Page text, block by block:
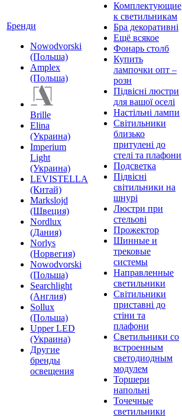
Бренди
Nowodvorski
(Польша)
Amplex
(Польша)
Brille
Elina
(Украина)
Imperium
Light
(Украина)
LEVISTELLA
(Китай)
Markslojd
(Швеция)
Nordlux
(Дания)
Norlys
(Норвегия)
Nowodvorski
(Польша)
Searchlight
(Англия)
Sollux
(Польша)
Upper LED
(Украина)
Другие
бренды
освещения
Комплектующие
к светильникам
Бра декоративні
Ещё всякое
Фонарь столб
Купить
лампочки опт –
розн
Підвісні люстри
для вашої оселі
Настільні лампи
Світильники
близько
притулені до
стелі та плафони
Подсветка
Підвісні
світильники на
шнурі
Люстри при
стельові
Прожектор
Шинные и
трековые
системы
Направленные
светильники
Світильники
приставні до
стіни та
плафони
Светильники со
встроенным
светодиодным
модулем
Торшери
напольні
Точечные
светильники